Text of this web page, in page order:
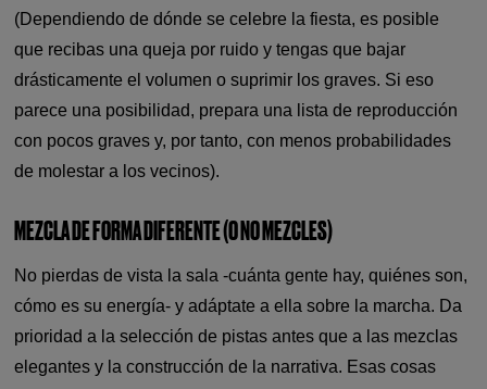
(Dependiendo de dónde se celebre la fiesta, es posible
que recibas una queja por ruido y tengas que bajar
drásticamente el volumen o suprimir los graves. Si eso
parece una posibilidad, prepara una lista de reproducción
con pocos graves y, por tanto, con menos probabilidades
de molestar a los vecinos).
MEZCLA DE FORMA DIFERENTE (O NO MEZCLES)
No pierdas de vista la sala -cuánta gente hay, quiénes son,
cómo es su energía- y adáptate a ella sobre la marcha. Da
prioridad a la selección de pistas antes que a las mezclas
elegantes y la construcción de la narrativa. Esas cosas